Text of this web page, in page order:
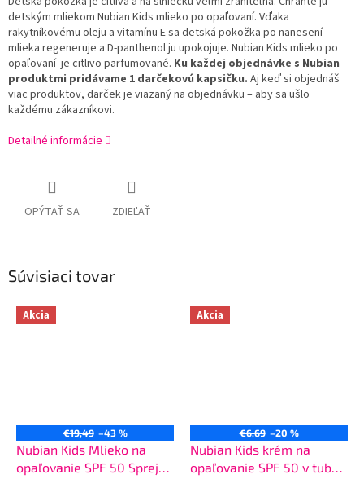
detským mliekom Nubian Kids mlieko po opaľovaní. Vďaka
rakytníkovému oleju a vitamínu E sa detská pokožka po nanesení
mlieka regeneruje a D-panthenol ju upokojuje. Nubian Kids mlieko po
opaľovaní je citlivo parfumované. Ku každej objednávke s Nubian
produktmi pridávame 1 darčekovú kapsičku. Aj keď si objednáš
viac produktov, darček je viazaný na objednávku – aby sa ušlo
každému zákazníkovi.
Detailné informácie
OPÝTAŤ SA ZDIEĽAŤ
Súvisiaci tovar
Akcia
€19,49 –43 %
Nubian Kids Mlieko na
opaľovanie SPF 50 Sprej
Akcia
€6,69 –20 %
Nubian Kids krém na
opaľovanie SPF 50 v tube